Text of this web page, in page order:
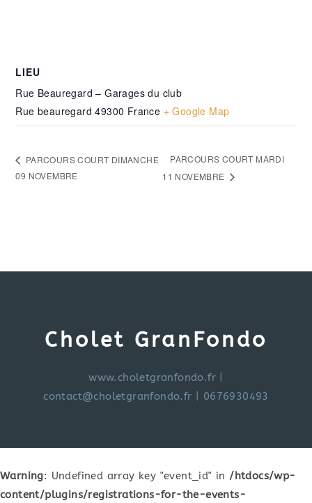
LIEU
Rue Beauregard – Garages du club
Rue beauregard 49300 France + Google Map
PARCOURS COURT DIMANCHE
09 NOVEMBRE
PARCOURS COURT MARDI
11 NOVEMBRE
Cholet GranFondo
www.choletgranfondo.fr
contact@choletgranfondo.fr | 0676930493
Warning: Undefined array key "event_id" in /htdocs/wp-
content/plugins/registrations-for-the-events-